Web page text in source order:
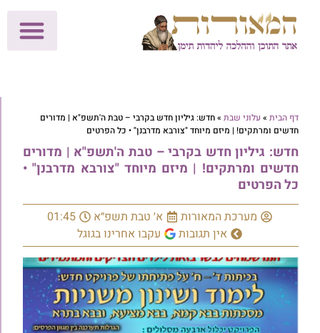
דף הבית » עלוני שבת »חדש: גיליון חדש בקרבי – טבת ה'תשפ"א | מדורים
חדשים ומרתקים! | מיזם מיוחד "צורבא מדרבנן" • כל הפרטים
חדש: גיליון חדש בקרבי – טבת ה'תשפ"א | מדורים
חדשים ומרתקים! | מיזם מיוחד "צורבא מדרבנן" •
כל הפרטים
מערכת המאורות א׳ טבת תשפ״א
01:45
אין תגובות
עקבו אחרינו בגוגל